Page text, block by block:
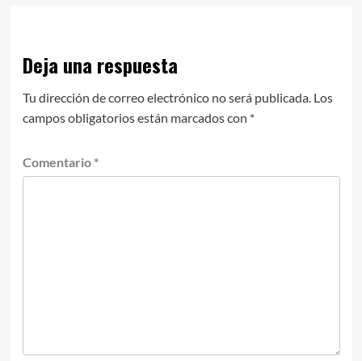
Deja una respuesta
Tu dirección de correo electrónico no será publicada. Los
campos obligatorios están marcados con *
Comentario *